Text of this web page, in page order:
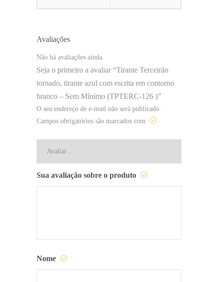
Avaliações
Não há avaliações ainda.
Seja o primeiro a avaliar “Tirante Terceirão
tornado, tirante azul com escrita em contorno
branco – Sem Mínimo (TPTERC-126 )”
O seu endereço de e-mail não será publicado.
Campos obrigatórios são marcados com
Sua avaliação sobre o produto
Nome